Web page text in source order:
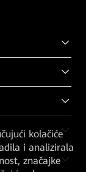
kolačiće
i analizirala
značajke